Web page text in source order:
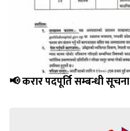
📢 करार पदपूर्ति सम्बन्धी सूचना